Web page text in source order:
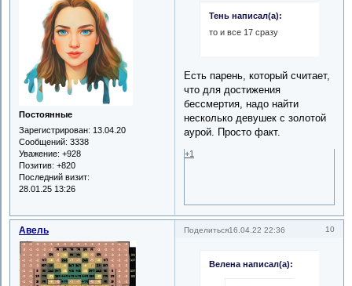
Постоянные
Зарегистрирован: 13.04.20
Сообщений: 3338
Уважение: +928
Позитив: +820
Последний визит:
28.01.25 13:26
Тень написал(а):
то и все 17 сразу
Есть парень, который считает,
что для достижения
бессмертия, надо найти
несколько девушек с золотой
аурой. Просто факт.
+1
Поделиться 10
16.04.22 22:36
Авель
Велена написал(а):